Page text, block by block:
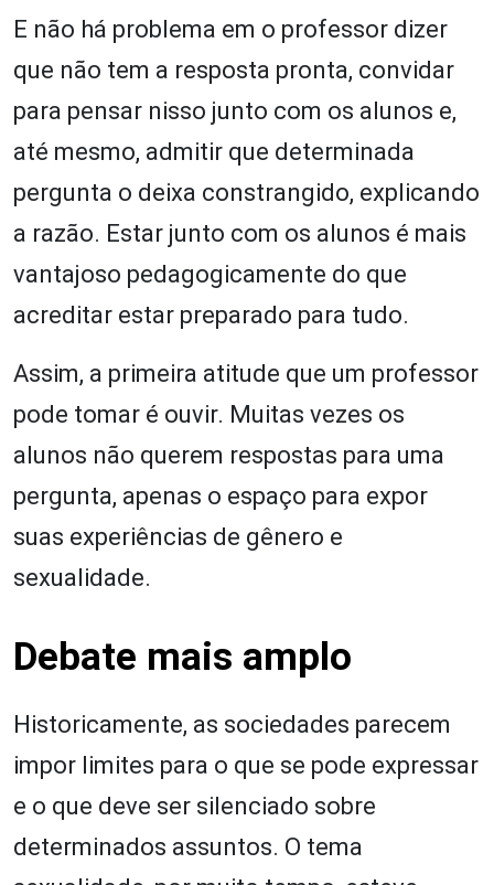
E não há problema em o professor dizer
que não tem a resposta pronta, convidar
para pensar nisso junto com os alunos e,
até mesmo, admitir que determinada
pergunta o deixa constrangido, explicando
a razão. Estar junto com os alunos é mais
vantajoso pedagogicamente do que
acreditar estar preparado para tudo.
Assim, a primeira atitude que um professor
pode tomar é ouvir. Muitas vezes os
alunos não querem respostas para uma
pergunta, apenas o espaço para expor
suas experiências de gênero e
sexualidade.
Debate mais amplo
Historicamente, as sociedades parecem
impor limites para o que se pode expressar
e o que deve ser silenciado sobre
determinados assuntos. O tema